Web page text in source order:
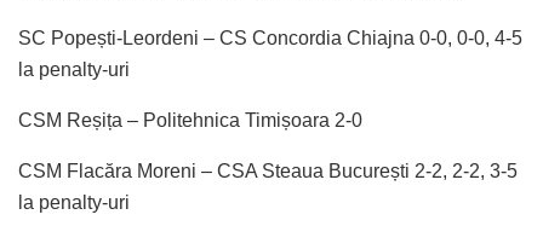
SC Popești-Leordeni – CS Concordia Chiajna 0-0, 0-0, 4-5
la penalty-uri
CSM Reșița – Politehnica Timișoara 2-0
CSM Flacăra Moreni – CSA Steaua București 2-2, 2-2, 3-5
la penalty-uri